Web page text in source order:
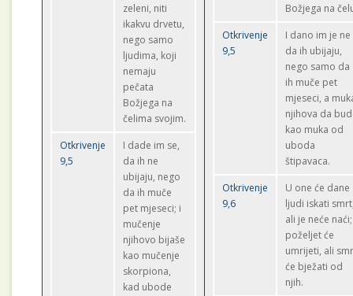
zeleni, niti
ikakvu drvetu,
nego samo
ljudima, koji
nemaju
pečata
Božjega na
čelima svojim.
Otkrivenje
9,5
I dade im se,
da ih ne
ubijaju, nego
da ih muče
pet mjeseci; i
mučenje
njihovo bijaše
kao mučenje
skorpiona,
kad ubode
Božjega na
Otkrivenje
9,5
I dano im je ne
da ih ubijaju,
nego samo da
ih muče pet
mjeseci, a
njihova da
kao muka od
uboda
štipavaca.
Otkrivenje
9,6
U one će dane
ljudi iskati
ali je neće naći;
poželjet će
umrijeti, ali
će bježati od
njih.